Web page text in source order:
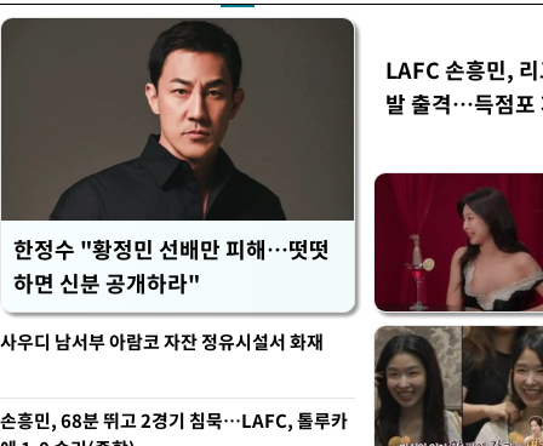
한정수 "황정민 선배만 피해…떳떳
하면 신분 공개하라"
LAFC 손흥민,
발 출격…득점포
사우디 남서부 아람코 자잔 정유시설서 화재
손흥민, 68분 뛰고 2경기 침묵…LAFC, 톨루카